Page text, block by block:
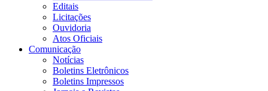
Editais
Licitações
Ouvidoria
Atos Oficiais
Comunicação
Notícias
Boletins Eletrônicos
Boletins Impressos